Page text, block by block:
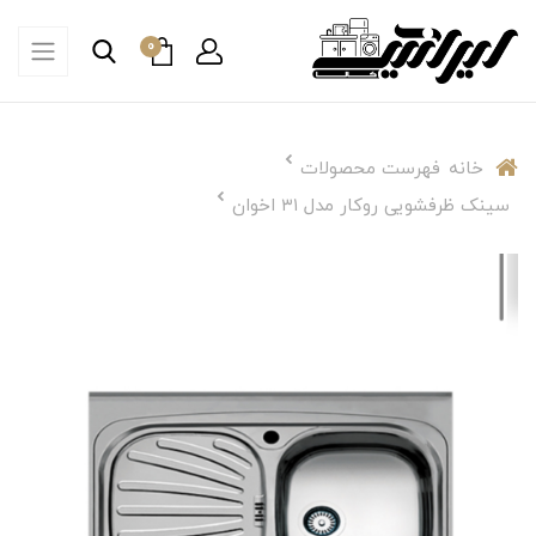
0
خانه فهرست محصولات
سینک ظرفشویی روکار مدل ۳۱ اخوان